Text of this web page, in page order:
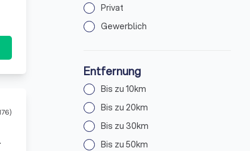
Privat
Gewerblich
Entfernung
Bis zu 10km
Bis zu 20km
Bis zu 30km
Bis zu 50km